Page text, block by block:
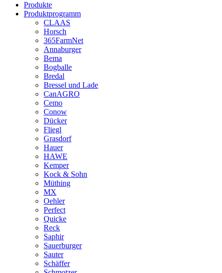
Produkte
Produktprogramm
CLAAS
Horsch
365FarmNet
Annaburger
Bema
Bogballe
Bredal
Bressel und Lade
CanAGRO
Cemo
Conow
Dücker
Fliegl
Grasdorf
Hauer
HAWE
Kemper
Kock & Sohn
Müthing
MX
Oehler
Perfect
Quicke
Reck
Saphir
Sauerburger
Sauter
Schäffer